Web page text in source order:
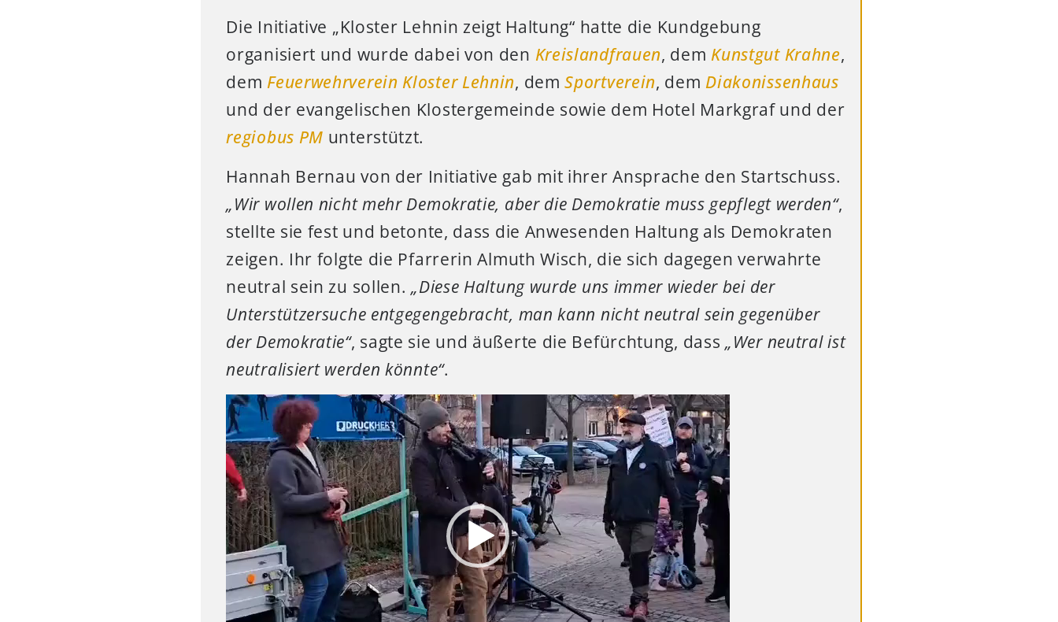
Die Initiative „Kloster Lehnin zeigt Haltung“ hatte die Kundgebung
organisiert und wurde dabei von den Kreislandfrauen, dem Kunstgut Krahne,
dem Feuerwehrverein Kloster Lehnin, demSportverein, dem Diakonissenhaus
und der evangelischen Klostergemeinde sowie dem Hotel Markgraf und der
regiobus PM unterstützt.
Hannah Bernau von der Initiative gab mit ihrer Ansprache den Startschuss.
„Wir wollen nicht mehr Demokratie, aber die Demokratie muss gepflegt werden“,
stellte sie fest und betonte, dass die Anwesenden Haltung als Demokraten
zeigen. Ihr folgte die Pfarrerin Almuth Wisch, die sich dagegen verwahrte
neutral sein zu sollen.„Diese Haltung wurde uns immer wieder bei der
Unterstützersuche entgegengebracht, man kann nicht neutral sein gegenüber
der Demokratie“, sagte sie und äußerte die Befürchtung, dass„Wer neutral ist
neutralisiert werden könnte“.
Video-
Player